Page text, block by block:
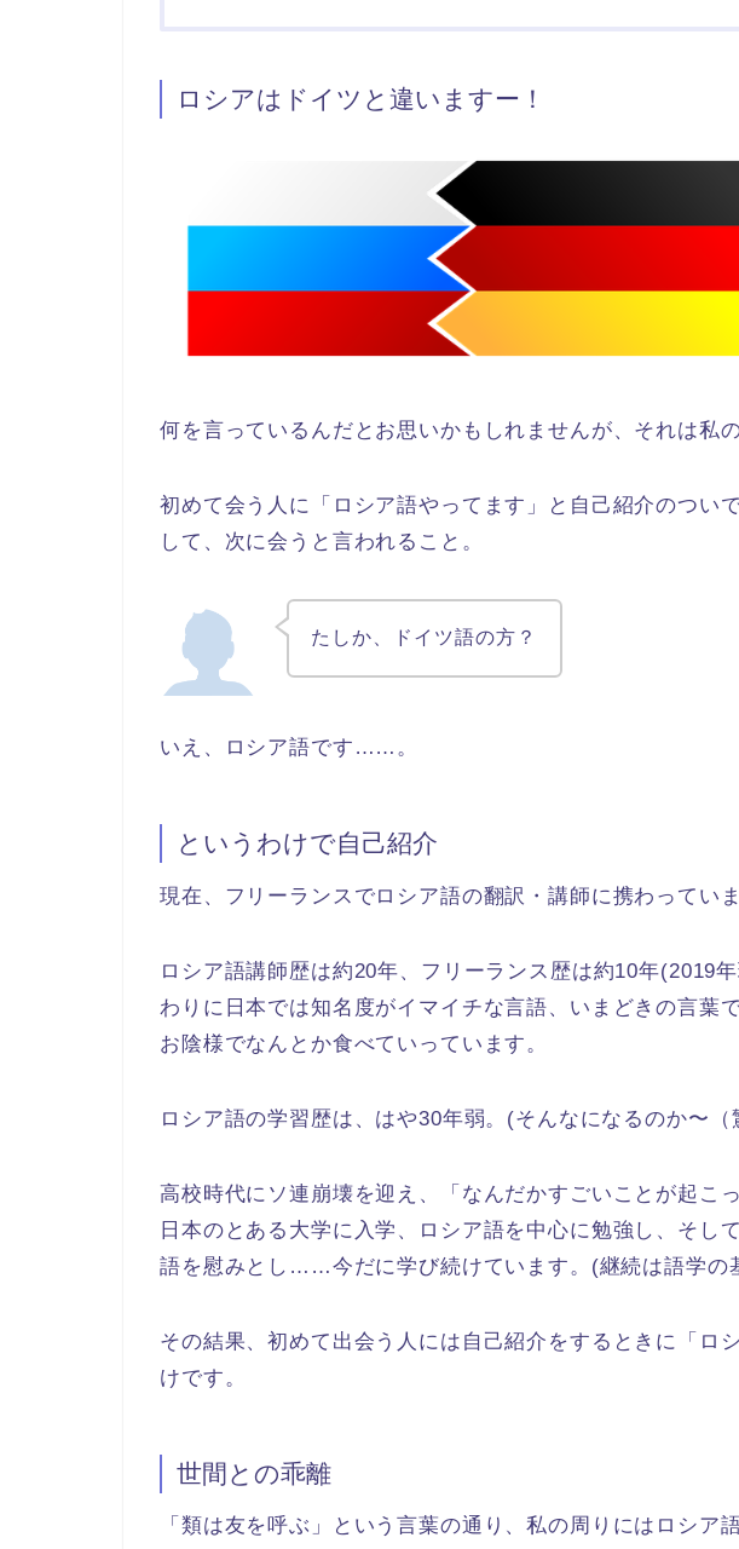
ロシアはドイツと違いますー！
何を言っているんだとお思いかもしれませんが、それは私
初めて会う人に「ロシア語やってます」と自己紹介のつい
して、次に会うと言われること。
たしか、ドイツ語の方？
いえ、ロシア語です……。
というわけで自己紹介
現在、フリーランスでロシア語の翻訳・講師に携わっていま
ロシア語講師歴は約20年、フリーランス歴は約10年(2019
わりに日本では知名度がイマイチな言語、いまどきの言葉
お陰様でなんとか食べていっています。
ロシア語の学習歴は、はや30年弱。(そんなになるのか〜（
高校時代にソ連崩壊を迎え、「なんだかすごいことが起こ
日本のとある大学に入学、ロシア語を中心に勉強し、そし
語を慰みとし……今だに学び続けています。(継続は語学の
その結果、初めて出会う人には自己紹介をするときに「ロ
けです。
世間との乖離
「類は友を呼ぶ」という言葉の通り、私の周りにはロシア